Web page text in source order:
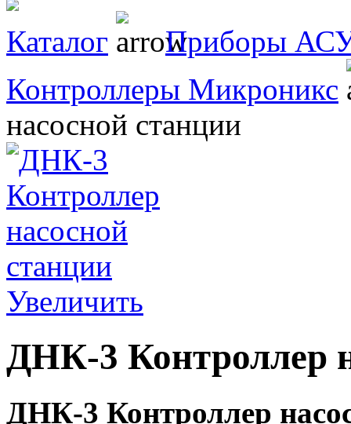
Каталог
Приборы
Контроллеры Микроникс
насосной станции
Увеличить
ДНК-3 Контроллер
ДНК-3 Контроллер